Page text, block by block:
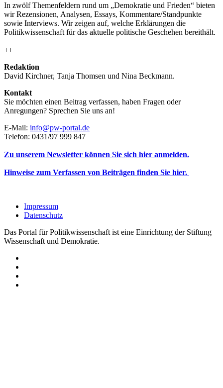
In zwölf Themenfeldern rund um „Demokratie und Frieden“ bieten
wir Rezensionen, Analysen, Essays, Kommentare/Standpunkte
sowie Interviews. Wir zeigen auf, welche Erklärungen die
Politikwissenschaft für das aktuelle politische Geschehen bereithält.
++
Redaktion
David Kirchner, Tanja Thomsen und Nina Beckmann.
Kontakt
Sie möchten einen Beitrag verfassen, haben Fragen oder
Anregungen? Sprechen Sie uns an!
E-Mail: info@pw-portal.de
Telefon: 0431/97 999 847
Zu unserem Newsletter können Sie sich hier anmelden.
Hinweise zum Verfassen von Beiträgen finden Sie hier.
Impressum
Datenschutz
Das Portal für Politikwissenschaft ist eine Einrichtung der Stiftung
Wissenschaft und Demokratie.